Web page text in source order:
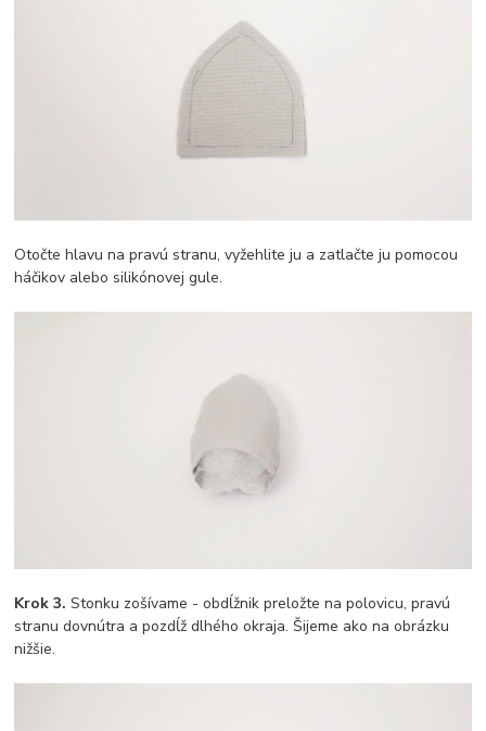
Otočte hlavu na pravú stranu, vyžehlite ju a zatlačte ju pomocou
háčikov alebo silikónovej gule.
Krok 3.Stonku zošívame - obdĺžnik preložte na polovicu, pravú
stranu dovnútra a pozdĺž dlhého okraja. Šijeme ako na obrázku
nižšie.